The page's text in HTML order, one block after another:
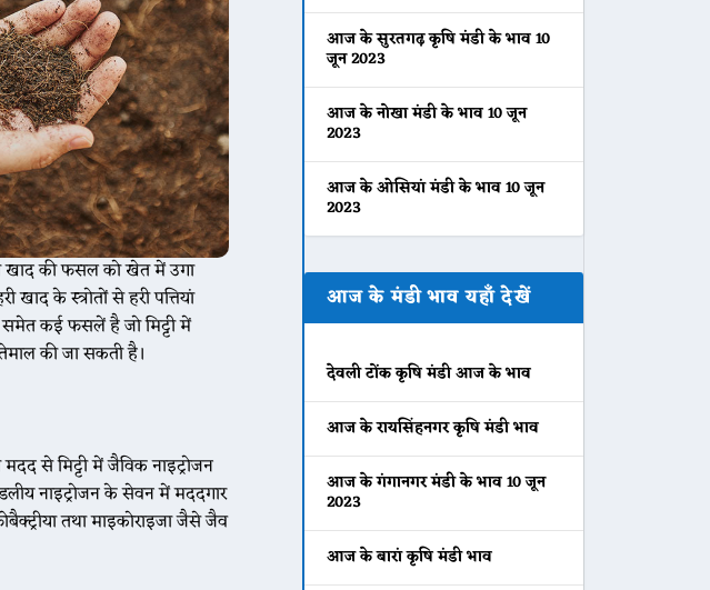
खाद की फसल को खेत में उगा
के स्त्रोतों से हरी पत्तियां
समेत कई फसलें है जो मिट्टी में
की जा सकती है।
से मिट्टी में जैविक नाइट्रोजन
नाइट्रोजन के सेवन में मददगार
तथा माइकोराइजा जैसे जैव
आज के सुरतगढ़ कृषि मंडी के भाव 10
जून 2023
आज के नोखा मंडी के भाव 10 जून
2023
आज के ओसियां मंडी के भाव 10 जून
2023
आज के मंडी भाव यहाँ देखें
देवली टोंक कृषि मंडी आज के भाव
आज के रायसिंहनगर कृषि मंडी भाव
आज के गंगानगर मंडी के भाव 10 जून
2023
आज के बारां कृषि मंडी भाव